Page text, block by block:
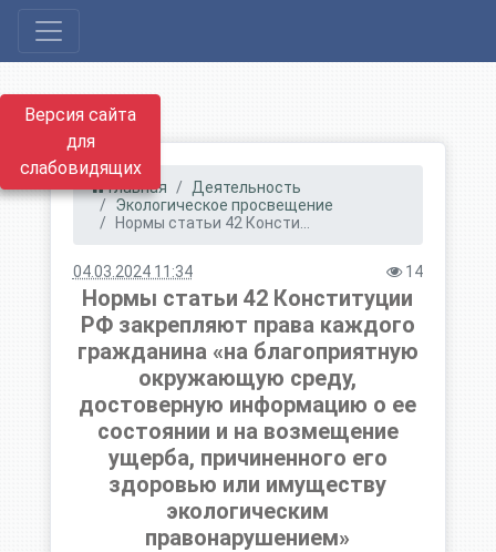
Версия сайта
для
слабовидящих
Главная
Деятельность
Экологическое просвещение
Нормы статьи 42 Консти...
04.03.2024 11:34 14
Нормы статьи 42 Конституции
РФ закрепляют права каждого
гражданина «на благоприятную
окружающую среду,
достоверную информацию о ее
состоянии и на возмещение
ущерба, причиненного его
здоровью или имуществу
экологическим
правонарушением»